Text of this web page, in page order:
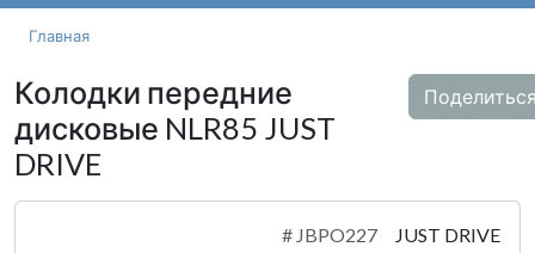
Главная
Колодки передние
дисковые NLR85 JUST
DRIVE
# JBPO227 JUST DRIVE